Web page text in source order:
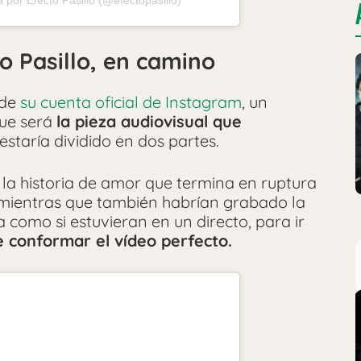
Pasillo, en camino
su cuenta oficial de Instagram, un
será la pieza audiovisual que
dividido en dos partes.
historia de amor que termina en ruptura
que también habrían grabado la
si estuvieran en un directo, para ir
conformar el vídeo perfecto.